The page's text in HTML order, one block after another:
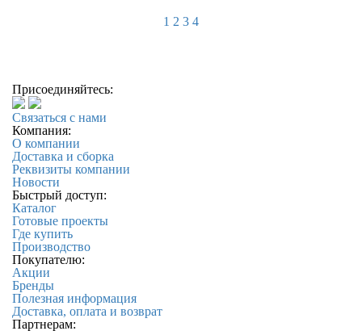
1 2 3 4
Присоединяйтесь:
Связаться с нами
Компания:
О компании
Доставка и сборка
Реквизиты компании
Новости
Быстрый доступ:
Каталог
Готовые проекты
Где купить
Производство
Покупателю:
Акции
Бренды
Полезная информация
Доставка, оплата и возврат
Партнерам: